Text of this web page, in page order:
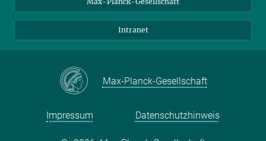
Presse- und Öffentlichkeitsarbeit
Intranet
Max-Planck-Gesellschaft
Impressum Datenschutzhinweis